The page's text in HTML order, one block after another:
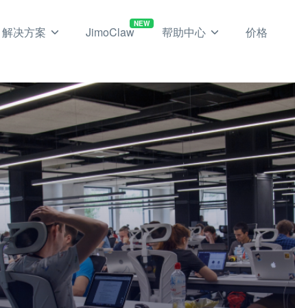
解决方案 JimoClaw
NEW
帮助中心 价格